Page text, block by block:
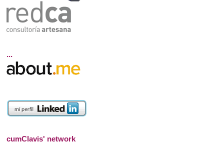
...
cumClavis' network